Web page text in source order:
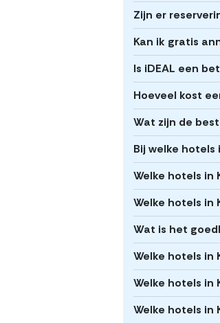
Zijn er
Kan ik gratis
Is iDEAL een
Hoeveel kost
Wat zijn de
Bij welke hotels
Welke hotels in
Welke hotels in
Wat is het
Welke hotels in
Welke hotels in
Welke hotels in